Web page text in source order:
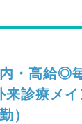
内・高給◎
診療メイ
）